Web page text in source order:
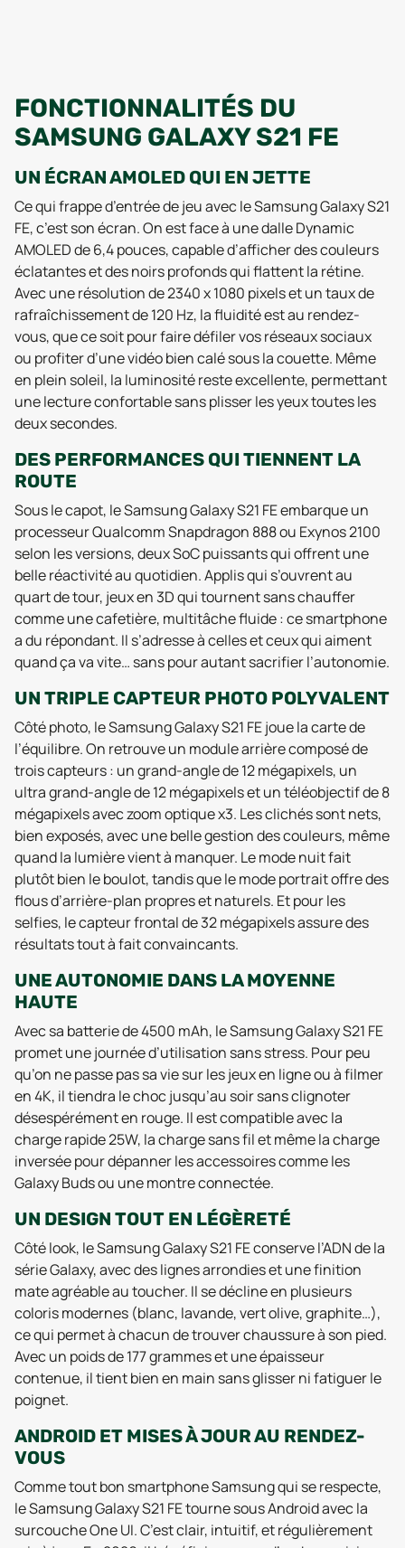
FONCTIONNALITÉS DU
SAMSUNG GALAXY S21 FE
UN ÉCRAN AMOLED QUI EN JETTE
Ce qui frappe d’entrée de jeu avec le Samsung Galaxy S21
FE, c’est son écran. On est face à une dalle Dynamic
AMOLED de 6,4 pouces, capable d’afficher des couleurs
éclatantes et des noirs profonds qui flattent la rétine.
Avec une résolution de 2340 x 1080 pixels et un taux de
rafraîchissement de 120 Hz, la fluidité est au rendez-
vous, que ce soit pour faire défiler vos réseaux sociaux
ou profiter d’une vidéo bien calé sous la couette. Même
en plein soleil, la luminosité reste excellente, permettant
une lecture confortable sans plisser les yeux toutes les
deux secondes.
DES PERFORMANCES QUI TIENNENT LA
ROUTE
Sous le capot, le Samsung Galaxy S21 FE embarque un
processeur Qualcomm Snapdragon 888 ou Exynos 2100
selon les versions, deux SoC puissants qui offrent une
belle réactivité au quotidien. Applis qui s’ouvrent au
quart de tour, jeux en 3D qui tournent sans chauffer
comme une cafetière, multitâche fluide : ce smartphone
a du répondant. Il s’adresse à celles et ceux qui aiment
quand ça va vite… sans pour autant sacrifier l’autonomie.
UN TRIPLE CAPTEUR PHOTO POLYVALENT
Côté photo, le Samsung Galaxy S21 FE joue la carte de
l’équilibre. On retrouve un module arrière composé de
trois capteurs : un grand-angle de 12 mégapixels, un
ultra grand-angle de 12 mégapixels et un téléobjectif de 8
mégapixels avec zoom optique x3. Les clichés sont nets,
bien exposés, avec une belle gestion des couleurs, même
quand la lumière vient à manquer. Le mode nuit fait
plutôt bien le boulot, tandis que le mode portrait offre des
flous d’arrière-plan propres et naturels. Et pour les
selfies, le capteur frontal de 32 mégapixels assure des
résultats tout à fait convaincants.
UNE AUTONOMIE DANS LA MOYENNE
HAUTE
Avec sa batterie de 4500 mAh, le Samsung Galaxy S21 FE
promet une journée d’utilisation sans stress. Pour peu
qu’on ne passe pas sa vie sur les jeux en ligne ou à filmer
en 4K, il tiendra le choc jusqu’au soir sans clignoter
désespérément en rouge. Il est compatible avec la
charge rapide 25W, la charge sans fil et même la charge
inversée pour dépanner les accessoires comme les
Galaxy Buds ou une montre connectée.
UN DESIGN TOUT EN LÉGÈRETÉ
Côté look, le Samsung Galaxy S21 FE conserve l’ADN de la
série Galaxy, avec des lignes arrondies et une finition
mate agréable au toucher. Il se décline en plusieurs
coloris modernes (blanc, lavande, vert olive, graphite…),
ce qui permet à chacun de trouver chaussure à son pied.
Avec un poids de 177 grammes et une épaisseur
contenue, il tient bien en main sans glisser ni fatiguer le
poignet.
ANDROID ET MISES À JOUR AU RENDEZ-
VOUS
Comme tout bon smartphone Samsung qui se respecte,
le Samsung Galaxy S21 FE tourne sous Android avec la
surcouche One UI. C’est clair, intuitif, et régulièrement